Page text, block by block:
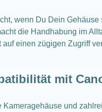
wenn Du Dein
die Handhabung im
einen zügigen Zugriff
mit
und